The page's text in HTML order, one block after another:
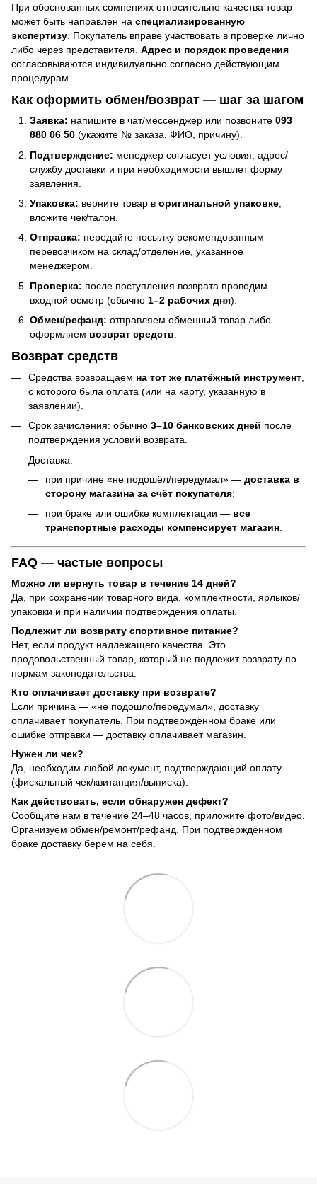
При обоснованных сомнениях относительно качества товар
может быть направлен на специализированную
экспертизу . Покупатель вправе участвовать в проверке лично
либо через представителя. Адрес и порядок проведения
согласовываются индивидуально согласно действующим
процедурам.
Как оформить обмен/возврат — шаг за шагом
Заявка: напишите в чат/мессенджер или позвоните 093
880 06 50 (укажите № заказа, ФИО, причину).
Подтверждение: менеджер согласует условия, адрес/
службу доставки и при необходимости вышлет форму
заявления.
Упаковка: верните товар в оригинальной упаковке
вложите чек/талон.
Отправка: передайте посылку рекомендованным
перевозчиком на склад/отделение, указанное
менеджером.
Проверка: после поступления возврата проводим
входной осмотр (обычно 1–2 рабочих дня).
Обмен/рефанд: отправляем обменный товар либо
оформляем возврат средств.
Возврат средств
Средства возвращаем на тот же платёжный инструмент
с которого была оплата (или на карту, указанную в
заявлении).
Срок зачисления: обычно 3–10 банковских дней после
подтверждения условий возврата.
Доставка:
при причине «не подошёл/передумал» — доставка в
сторону магазина за счёт покупателя;
при браке или ошибке комплектации — все
транспортные расходы компенсирует магазин
FAQ — частые вопросы
Можно ли вернуть товар в течение 14 дней?
Да, при сохранении товарного вида, комплектности, ярлыков/
упаковки и при наличии подтверждения оплаты.
Подлежит ли возврату спортивное питание?
Нет, если продукт надлежащего качества. Это
продовольственный товар, который не подлежит возврату по
нормам законодательства.
Кто оплачивает доставку при возврате?
Если причина — «не подошло/передумал», доставку
оплачивает покупатель. При подтверждённом браке или
ошибке отправки — доставку оплачивает магазин.
Нужен ли чек?
Да, необходим любой документ, подтверждающий оплату
(фискальный чек/квитанция/выписка).
Как действовать, если обнаружен дефект?
Сообщите нам в течение 24–48 часов, приложите фото/видео.
Организуем обмен/ремонт/рефанд. При подтверждённом
браке доставку берём на себя.